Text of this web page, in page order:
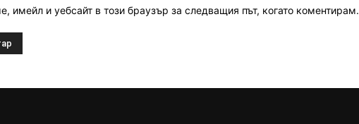
имейл и уебсайт в този браузър за следващия път, когато коментирам.